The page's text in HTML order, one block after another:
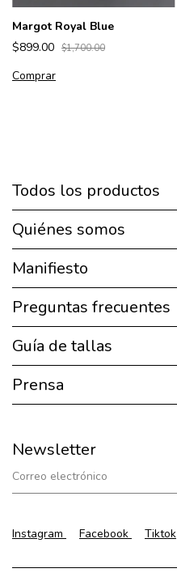
Margot Royal Blue
$899.00 $1,700.00
Comprar
Todos los productos
Quiénes somos
Manifiesto
Preguntas frecuentes
Guía de tallas
Prensa
Newsletter
Instagram Facebook Tiktok